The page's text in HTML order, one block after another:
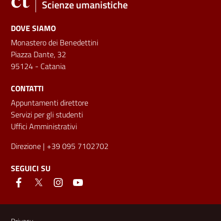
Scienze umanistiche
DOVE SIAMO
Monastero dei Benedettini
Piazza Dante, 32
95124 - Catania
CONTATTI
Appuntamenti direttore
Servizi per gli studenti
Uffici Amministrativi
Direzione | +39 095 7102702
SEGUICI SU
Link e informazioni utili